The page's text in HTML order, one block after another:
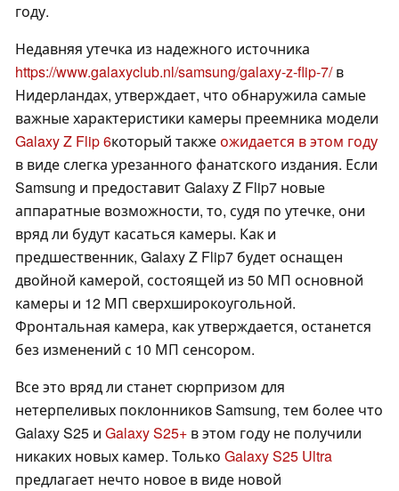
году.
Недавняя утечка из надежного источника
https://www.galaxyclub.nl/samsung/galaxy-z-flip-7/в
Нидерландах, утверждает, что обнаружила самые
важные характеристики камеры преемника модели
Galaxy Z Flip 6который такжеожидается в этом году
в виде слегка урезанного фанатского издания. Если
Samsung и предоставит Galaxy Z Flip7 новые
аппаратные возможности, то, судя по утечке, они
вряд ли будут касаться камеры. Как и
предшественник, Galaxy Z Flip7 будет оснащен
двойной камерой, состоящей из 50 МП основной
камеры и 12 МП сверхширокоугольной.
Фронтальная камера, как утверждается, останется
без изменений с 10 МП сенсором.
Все это вряд ли станет сюрпризом для
нетерпеливых поклонников Samsung, тем более что
Galaxy S25 и Galaxy S25+ в этом году не получили
никаких новых камер. Только Galaxy S25 Ultra
предлагает нечто новое в виде новой